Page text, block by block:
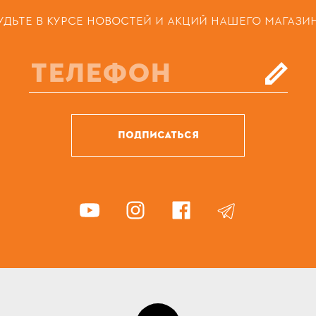
В КУРСЕ НОВОСТЕЙ И АКЦИЙ НАШЕГО
ПОДПИСАТЬСЯ